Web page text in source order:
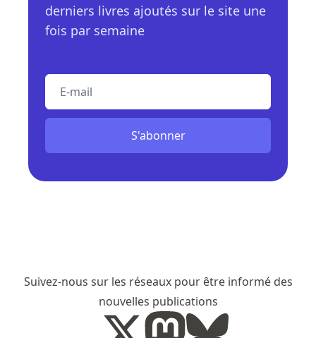
derniers livres ajoutés sur le site une
fois par semaine
S'abonner
Suivez-nous sur les réseaux pour être informé des
nouvelles publications